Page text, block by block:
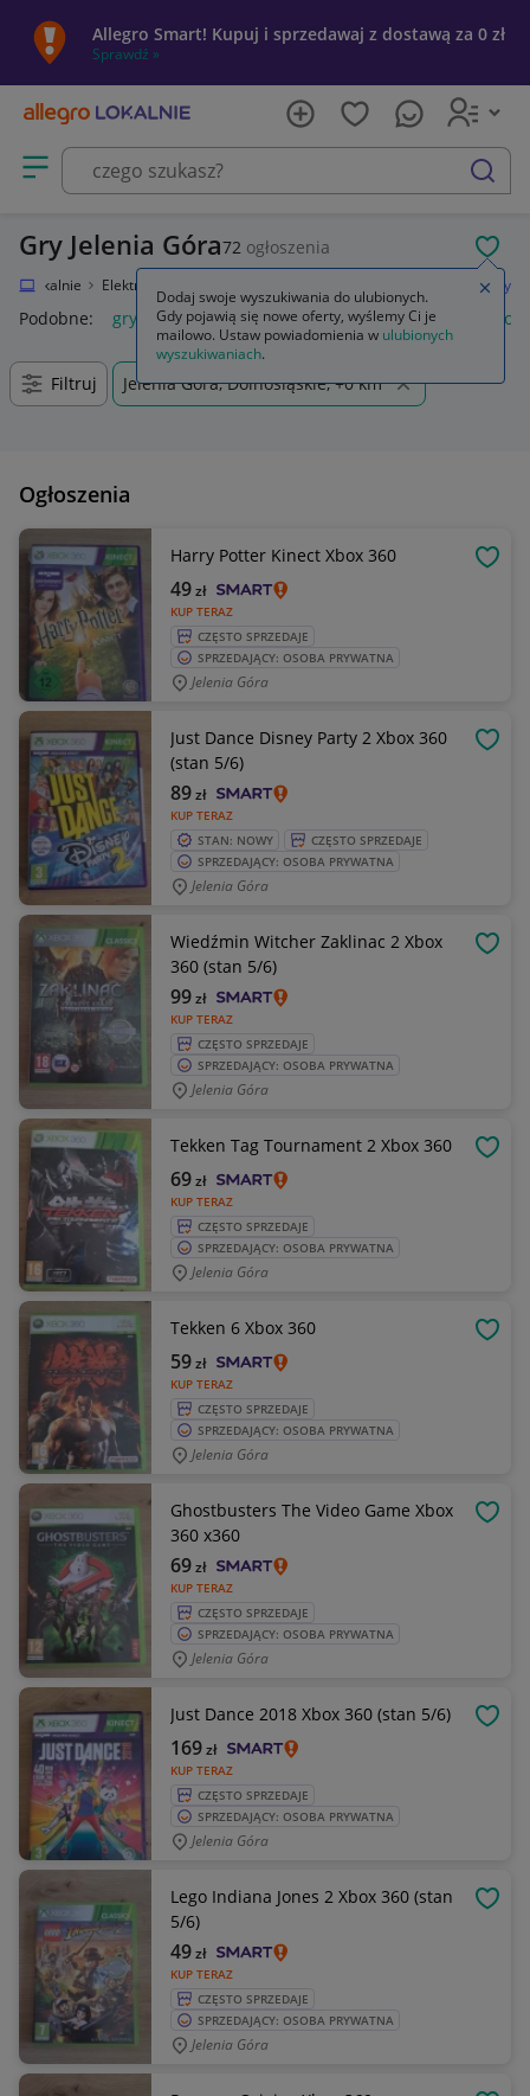
Allegro Smart! Kupuj i sprzedawaj z dostawą za 0 zł
Sprawdź »
Otwórz menu z kategoriami
szukaj
Gry Jelenia Góra72 ogłoszenia
Lokalnie Elektronika Gry
Podobne: gry gry ps5 gry ps4 karty do gry gry
Filtruj Jelenia Góra, Dolnośląskie, +0 km
Ogłoszenia
Harry Potter Kinect Xbox 360
KUP TERAZ
49zł
CZĘSTO SPRZEDAJE
SPRZEDAJĄCY: OSOBA PRYWATNA
Jelenia Góra
Just Dance Disney Party 2 Xbox 360
(stan 5/6)
KUP TERAZ
89zł
STAN: NOWY
CZĘSTO SPRZEDAJE
SPRZEDAJĄCY: OSOBA PRYWATNA
Jelenia Góra
Wiedźmin Witcher Zaklinac 2 Xbox
360 (stan 5/6)
KUP TERAZ
99zł
CZĘSTO SPRZEDAJE
SPRZEDAJĄCY: OSOBA PRYWATNA
Jelenia Góra
Tekken Tag Tournament 2 Xbox 360
KUP TERAZ
69zł
CZĘSTO SPRZEDAJE
SPRZEDAJĄCY: OSOBA PRYWATNA
Jelenia Góra
Tekken 6 Xbox 360
KUP TERAZ
59zł
CZĘSTO SPRZEDAJE
SPRZEDAJĄCY: OSOBA PRYWATNA
Jelenia Góra
Ghostbusters The Video Game Xbox
360 x360
KUP TERAZ
69zł
CZĘSTO SPRZEDAJE
SPRZEDAJĄCY: OSOBA PRYWATNA
Jelenia Góra
Just Dance 2018 Xbox 360 (stan 5/6)
KUP TERAZ
169zł
CZĘSTO SPRZEDAJE
SPRZEDAJĄCY: OSOBA PRYWATNA
Jelenia Góra
Lego Indiana Jones 2 Xbox 360 (stan
5/6)
KUP TERAZ
49zł
CZĘSTO SPRZEDAJE
SPRZEDAJĄCY: OSOBA PRYWATNA
Jelenia Góra
Dodaj swoje wyszukiwania do ulubionych.
Gdy pojawią się nowe oferty, wyślemy Ci je
mailowo. Ustaw powiadomienia w ulubionych
wyszukiwaniach.